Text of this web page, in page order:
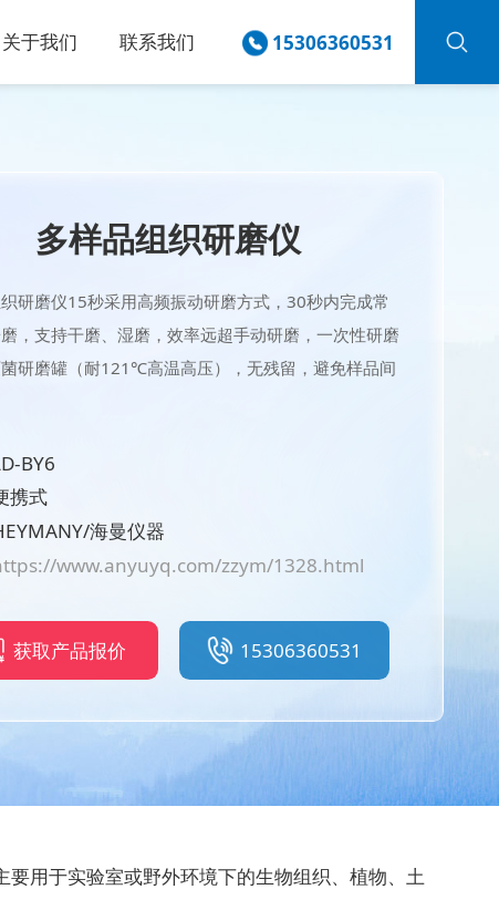
关于我们 联系我们 15306360531
多样品组织研磨仪
研磨仪15秒采用高频振动研磨方式，30秒内完成常
，支持干磨、湿磨，效率远超手动研磨，一次性研磨
研磨罐（耐121℃高温高压），无残留，避免样品间
BY6
携式
海曼仪器
www.anyuyq.com/zzym/1328.html
获取产品报价 15306360531
用于实验室或野外环境下的生物组织、植物、土